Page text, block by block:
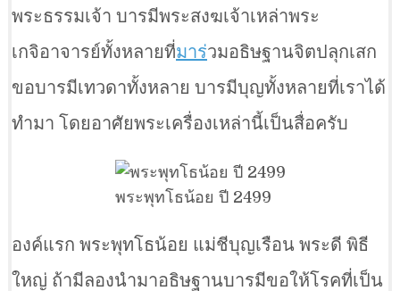
พระธรรมเจ้า บารมีพระสงฆเจ้าเหล่าพระ
เกจิอาจารย์ทั้งหลายที่มาร่วมอธิษฐานจิตปลุกเสก
ขอบารมีเทวดาทั้งหลาย บารมีบุญทั้งหลายที่เราได้
ทำมา โดยอาศัยพระเครื่องเหล่านี้เป็นสื่อครับ
พระพุทโธน้อย ปี 2499
องค์แรก พระพุทโธน้อย แม่ชีบุญเรือน พระดี พิธี
ใหญ่ ถ้ามีลองนำมาอธิษฐานบารมีขอให้โรคที่เป็น